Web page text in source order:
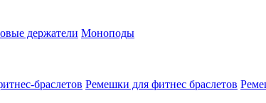
держатели Моноподы
браслетов Ремешки для фитнес браслетов